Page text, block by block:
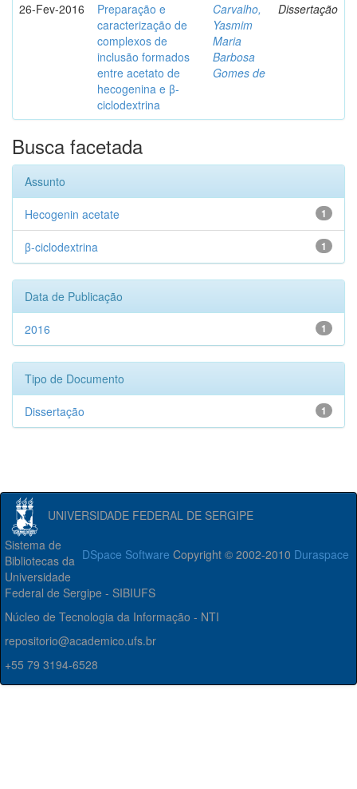
26-Fev-2016
Preparação e
caracterização de
complexos de
inclusão formados
entre acetato de
hecogenina e β-
ciclodextrina
Carvalho,
Yasmim
Maria
Barbosa
Gomes de
Dissertação
Busca facetada
Assunto
1
Hecogenin acetate
1
β-ciclodextrina
Data de Publicação
1
2016
Tipo de Documento
1
Dissertação
UNIVERSIDADE FEDERAL DE SERGIPE
DSpace Software Copyright © 2002-2010 Duraspace
Sistema de
Bibliotecas da
Universidade
Federal de Sergipe - SIBIUFS
Núcleo de Tecnologia da Informação - NTI
repositorio@academico.ufs.br
+55 79 3194-6528